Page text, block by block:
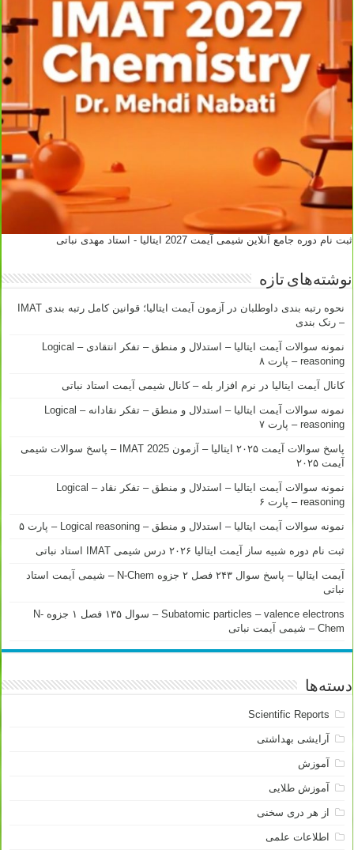
ثبت نام دوره جامع آنلاین شیمی آیمت 2027 ایتالیا - استاد مهدی نباتی
نوشته‌های تازه
نحوه رتبه بندی داوطلبان در آزمون آیمت ایتالیا؛ قوانین کامل رتبه بندی IMAT
– رنک بندی
نمونه سوالات آیمت ایتالیا – استدلال و منطق – تفکر انتقادی – Logical
reasoning – پارت ۸
کانال آیمت ایتالیا در نرم افزار بله – کانال شیمی آیمت استاد نباتی
نمونه سوالات آیمت ایتالیا – استدلال و منطق – تفکر نقادانه – Logical
reasoning – پارت ۷
پاسخ سوالات آیمت ۲۰۲۵ ایتالیا – آزمون IMAT 2025 – پاسخ سوالات شیمی
آیمت ۲۰۲۵
نمونه سوالات آیمت ایتالیا – استدلال و منطق – تفکر نقاد – Logical
reasoning – پارت ۶
نمونه سوالات آیمت ایتالیا – استدلال و منطق – Logical reasoning – پارت ۵
ثبت نام دوره شبیه ساز آیمت ایتالیا ۲۰۲۶ درس شیمی IMAT استاد نباتی
آیمت ایتالیا – پاسخ سوال ۲۴۳ فصل ۲ جزوه N-Chem – شیمی آیمت استاد
نباتی
Subatomic particles – valence electrons – سوال ۱۳۵ فصل ۱ جزوه N-
Chem – شیمی آیمت نباتی
دسته‌ها
Scientific Reports
آرایشی بهداشتی
آموزش
آموزش طلایی
از هر دری سخنی
اطلاعات علمی